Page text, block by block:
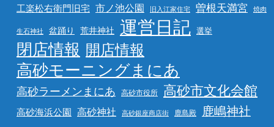
工楽松右衛門旧宅 市ノ池公園 旧入江家住宅 曽根天満宮 焼肉
生石神社 盆踊り 荒井神社 運営日記 選挙
閉店情報 開店情報
高砂モーニングまにあ
高砂ラーメンまにあ 高砂市役所 高砂市文化会館
高砂海浜公園 高砂神社 高砂銀座商店街 鹿島殿 鹿嶋神社